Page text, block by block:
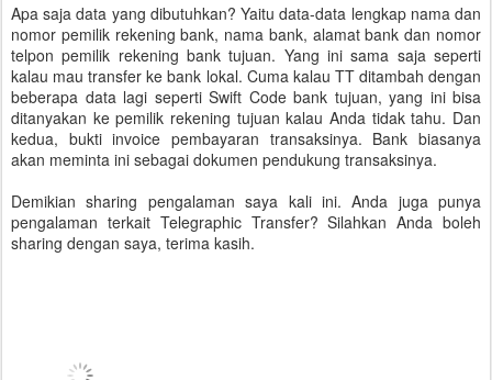
Apa saja data yang dibutuhkan? Yaitu data-data lengkap nama dan
nomor pemilik rekening bank, nama bank, alamat bank dan nomor
telpon pemilik rekening bank tujuan. Yang ini sama saja seperti
kalau mau transfer ke bank lokal. Cuma kalau TT ditambah dengan
beberapa data lagi seperti Swift Code bank tujuan, yang ini bisa
ditanyakan ke pemilik rekening tujuan kalau Anda tidak tahu. Dan
kedua, bukti invoice pembayaran transaksinya. Bank biasanya
akan meminta ini sebagai dokumen pendukung transaksinya.
Demikian sharing pengalaman saya kali ini. Anda juga punya
pengalaman terkait Telegraphic Transfer? Silahkan Anda boleh
sharing dengan saya, terima kasih.